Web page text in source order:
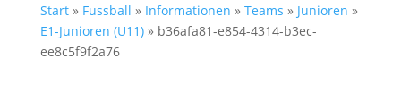
Start» Fussball » Informationen » Teams » Junioren »
E1-Junioren (U11)» b36afa81-e854-4314-b3ec-
ee8c5f9f2a76